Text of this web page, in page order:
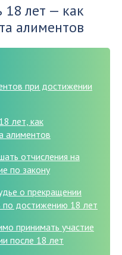
18 лет — как
алиментов
при достижении
лет, как
алиментов
отчисления на
по закону
о прекращении
по достижению 18 лет
принимать участие
после 18 лет